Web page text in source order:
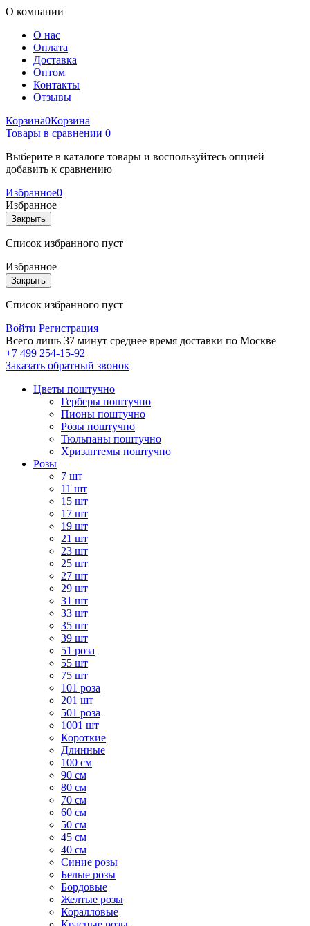
О компании
О нас
Оплата
Доставка
Оптом
Контакты
Отзывы
Корзина0Корзина
Товары в сравнении 0
Выберите в каталоге товары и воспользуйтесь опцией
добавить к сравнению
Избранное0
Избранное
Закрыть
Список избранного пуст
Избранное
Закрыть
Список избранного пуст
Войти Регистрация
Всего лишь 37 минут среднее время доставки по Москве
+7 499 254-15-92
Заказать обратный звонок
Цветы поштучно
Герберы поштучно
Пионы поштучно
Розы поштучно
Тюльпаны поштучно
Хризантемы поштучно
Розы
7 шт
11 шт
15 шт
17 шт
19 шт
21 шт
23 шт
25 шт
27 шт
29 шт
31 шт
33 шт
35 шт
39 шт
51 роза
55 шт
75 шт
101 роза
201 шт
501 роза
1001 шт
Короткие
Длинные
100 см
90 см
80 см
70 см
60 см
50 см
45 см
40 см
Cиние розы
Белые розы
Бордовые
Желтые розы
Коралловые